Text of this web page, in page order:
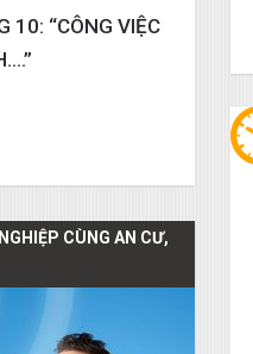
10: “CÔNG VIỆC
CÙNG AN CƯ,